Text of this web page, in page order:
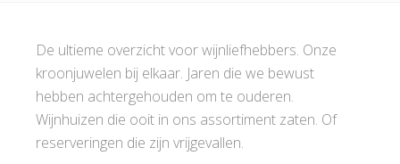
De ultieme overzicht voor wijnliefhebbers. Onze
kroonjuwelen bij elkaar. Jaren die we bewust
hebben achtergehouden om te ouderen.
Wijnhuizen die ooit in ons assortiment zaten. Of
reserveringen die zijn vrijgevallen.